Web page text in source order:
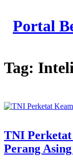
content
Portal
Tag:
TNI
Perang